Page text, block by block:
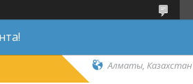
Алматы, Казахстан